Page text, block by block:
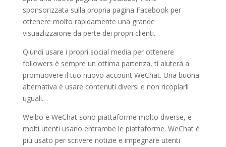
sponsorizzata sulla propria pagina Facebook per
ottenere molto rapidamente una grande
visuazlizzaione da perte dei propri clienti.
Qiundi usare i propri social media per ottenere
followers è sempre un ottima partenza, ti aiuterà a
promuovere il tuo nuovo account WeChat. Una buona
alternativa è usare contenuti diversi e non ricopiarli
uguali.
Weibo e WeChat sono piattaforme molto diverse, e
molti utenti usano entrambe le piattaforme. WeChat è
più usato per scrivere notizie e impegnare utenti